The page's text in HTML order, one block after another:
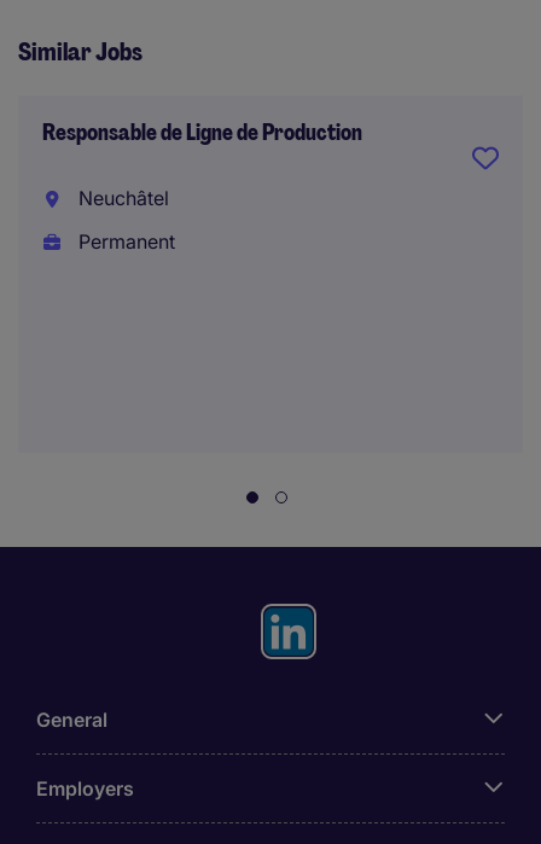
Similar Jobs
Responsable de Ligne de Production
Neuchâtel
Permanent
General
Employers